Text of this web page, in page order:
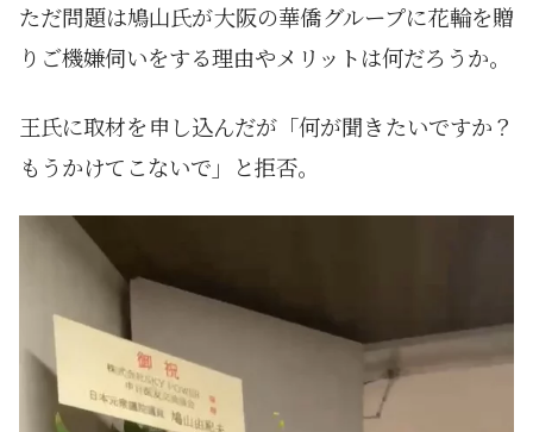
ただ問題は鳩山氏が大阪の華僑グループに花輪を贈
りご機嫌伺いをする理由やメリットは何だろうか。
王氏に取材を申し込んだが「何が聞きたいですか？
もうかけてこないで」と拒否。